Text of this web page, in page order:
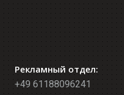
Рекламный отдел:
+49 61188096241